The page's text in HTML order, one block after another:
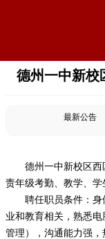
德州一中新校
最新公告
德州一中新校区
责年级考勤、教学、学
聘任职员条件：
业和教育相关，熟悉
管理），沟通能力强，
 首页
学校概况
 教学教研
 最新公告